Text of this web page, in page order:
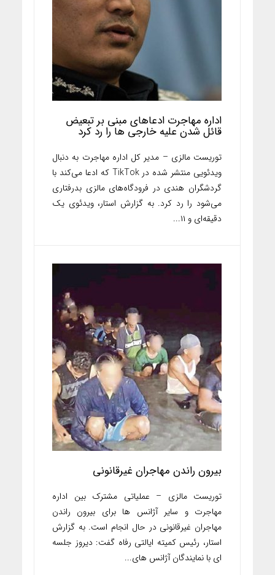
اداره مهاجرت ادعاهای مبنی بر تبعیض
قائل شدن علیه خارجی ها را رد کرد
توریست مالزی – مدیر کل اداره مهاجرت به دنبال
ویدئویی منتشر شده در TikTok که ادعا می‌کند با
گردشگران هندی در فرودگاه‌های مالزی بدرفتاری
می‌شود را رد کرد. به گزارش استار، ویدئوی یک
دقیقه‌ای و ۱۱...
بیرون راندن مهاجران غیرقانونی
توریست مالزی – عملیاتی مشترک بین اداره
مهاجرت و سایر آژانس ها برای بیرون راندن
مهاجران غیرقانونی در حال انجام است. به گزارش
استار، رئیس کمیته ایالتی رفاه گفت: دیروز جلسه
ای با نمایندگان آژانس های...